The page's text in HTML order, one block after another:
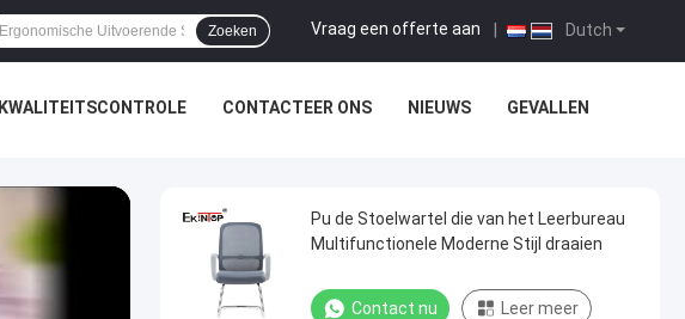
Dutch
Vraag een offerte aan
Zoeken
KWALITEITSCONTROLE CONTACTEER ONS NIEUWS GEVALLEN
Pu de Stoelwartel die van het Leerbureau
Multifunctionele Moderne Stijl draaien
Contact nu Leer meer